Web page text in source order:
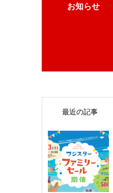
お知らせ
最近の記事